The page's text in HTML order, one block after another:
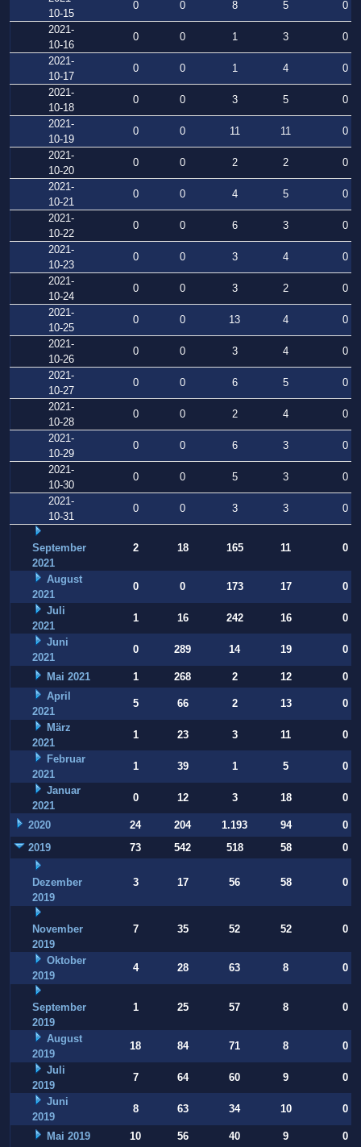
10-15
0 0 8 5
0
2021-
10-16
0 0 1 3
0
2021-
10-17
0 0 1 4
0
2021-
10-18
0 0 3 5
0
2021-
10-19
0 0 11 11
0
2021-
10-20
0 0 2 2
0
2021-
10-21
0 0 4 5
0
2021-
10-22
0 0 6 3
0
2021-
10-23
0 0 3 4
0
2021-
10-24
0 0 3 2
0
2021-
10-25
0 0 13 4
0
2021-
10-26
0 0 3 4
0
2021-
10-27
0 0 6 5
0
2021-
10-28
0 0 2 4
0
2021-
10-29
0 0 6 3
0
2021-
10-30
0 0 5 3
0
2021-
10-31
0 0 3 3 0
September
2021
2 18 165 11 0
August
2021
0 0 173 17
0
Juli
2021
1 16 242 16
0
Juni
2021
0 289 14 19 0
Mai 2021 1 268 2 12
0
April
2021
5 66 2 13
0
März
2021
1 23 3 11
0
Februar
2021
1 39 1 5
0
Januar
2021
0 12 3 18 0
2020 24 204 1.193 94
0
2019
73 542 518 58 0
Dezember
2019
3 17 56 58 0
November
2019
7 35 52 52 0
Oktober
2019
4 28 63 8 0
September
2019
1 25 57 8 0
August
2019
18 84 71 8
0
Juli
2019
7 64 60 9
0
Juni
2019
8 63 34 10 0
Mai 2019 10 56 40 9
0